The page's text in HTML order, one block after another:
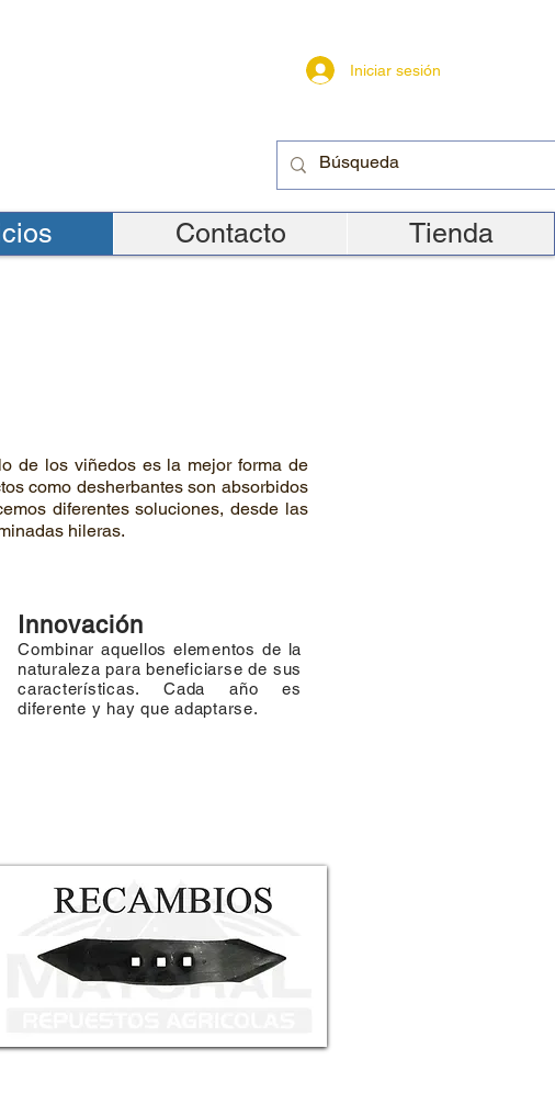
Iniciar sesión
Contacto Tienda
de los viñedos es la mejor forma de
como desherbantes son absorbidos
diferentes soluciones, desde las
hileras.
Innovación
Combinar aquellos elementos de la
naturaleza para beneficiarse de sus
características. Cada año es
diferente y hay que adaptarse.